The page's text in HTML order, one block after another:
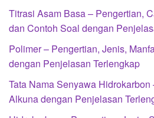
Titrasi Asam Basa – Pengertian,
dan Contoh Soal dengan
Polimer – Pengertian, Jenis,
dengan Penjelasan Terlengkap
Tata Nama Senyawa
Alkuna dengan Penjelasan